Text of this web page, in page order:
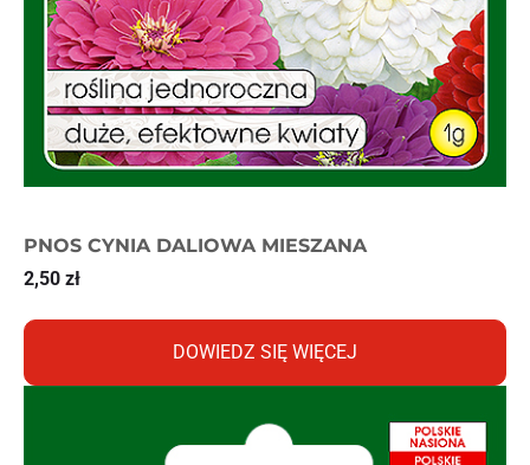
PNOS CYNIA DALIOWA MIESZANA
2,50 zł
DOWIEDZ SIĘ WIĘCEJ